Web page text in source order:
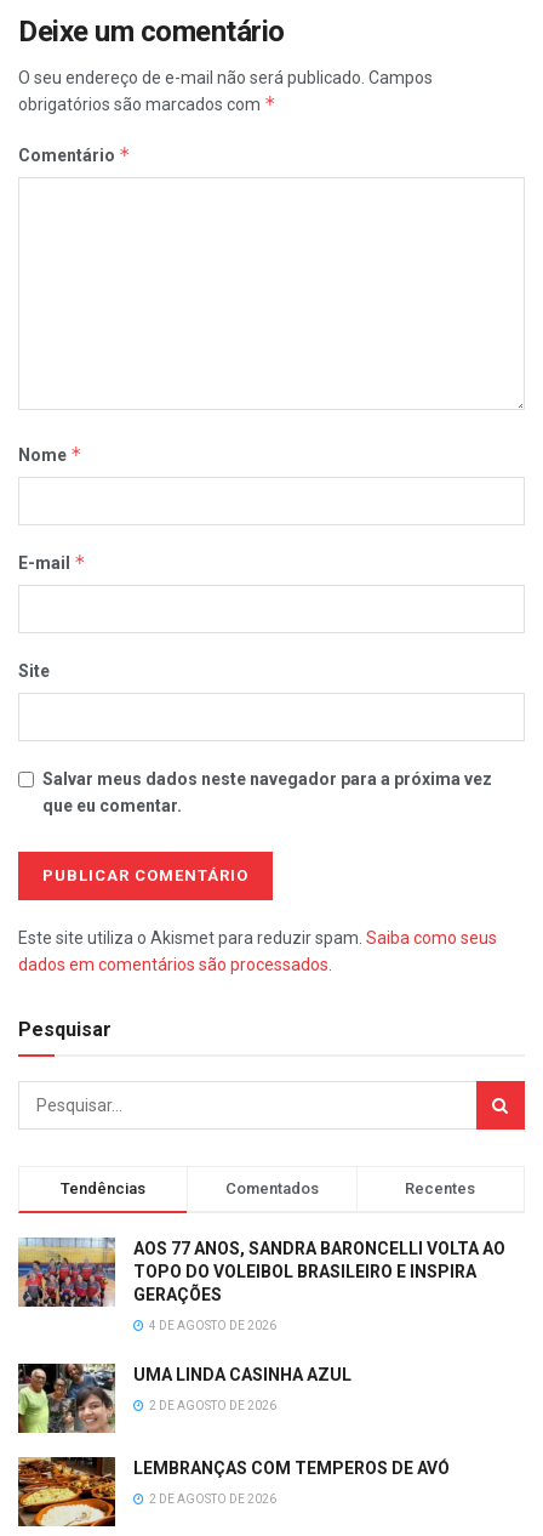
Deixe um comentário
O seu endereço de e-mail não será publicado. Campos
obrigatórios são marcados com *
Comentário *
Nome *
E-mail *
Site
Salvar meus dados neste navegador para a próxima vez
que eu comentar.
Este site utiliza o Akismet para reduzir spam. Saiba como seus
dados em comentários são processados
Pesquisar
Tendências Comentados Recentes
AOS 77 ANOS, SANDRA BARONCELLI VOLTA AO
TOPO DO VOLEIBOL BRASILEIRO E INSPIRA
GERAÇÕES
4 DE AGOSTO DE 2026
UMA LINDA CASINHA AZUL
2 DE AGOSTO DE 2026
LEMBRANÇAS COM TEMPEROS DE AVÓ
2 DE AGOSTO DE 2026